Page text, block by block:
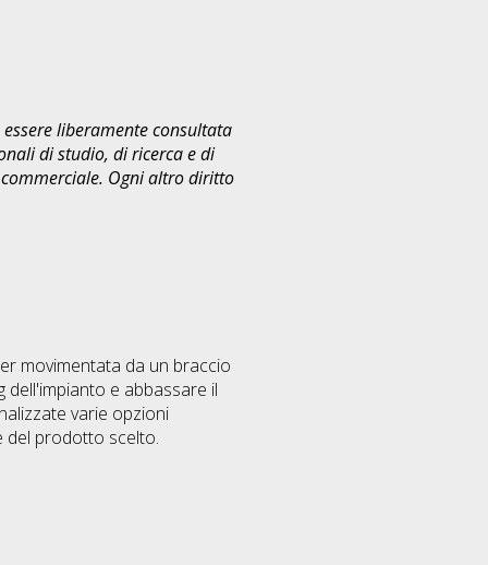
liberamente consultata
di studio, di ricerca e di
Ogni altro diritto
movimentata da un braccio
e abbassare il
varie opzioni
del prodotto scelto.